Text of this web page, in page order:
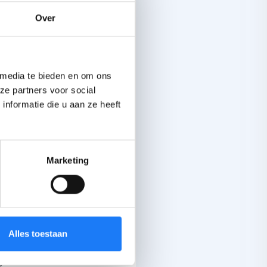
Over
te bieden en om ons
partners voor social
die u aan ze heeft
Marketing
Alles toestaan
zetten.
gaf
Hij zei
on.
Ik
Als
hoeft